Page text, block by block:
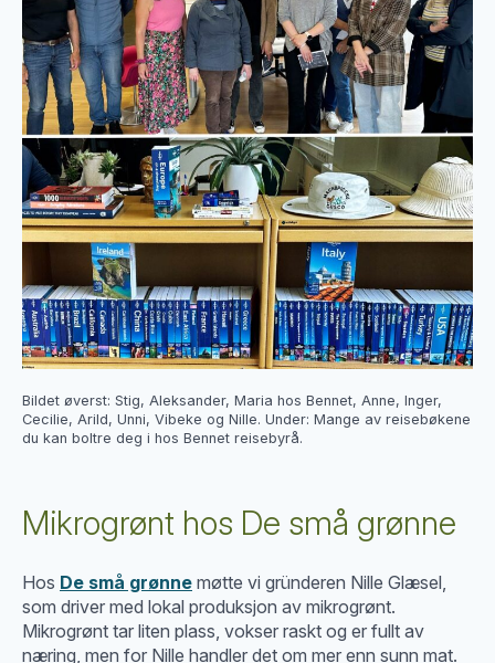
Bildet øverst: Stig, Aleksander, Maria hos Bennet, Anne, Inger,
Cecilie, Arild, Unni, Vibeke og Nille. Under: Mange av reisebøkene
du kan boltre deg i hos Bennet reisebyrå.
Mikrogrønt hos De små grønne
Hos De små grønne møtte vi gründeren Nille Glæsel,
som driver med lokal produksjon av mikrogrønt.
Mikrogrønt tar liten plass, vokser raskt og er fullt av
næring, men for Nille handler det om mer enn sunn mat.